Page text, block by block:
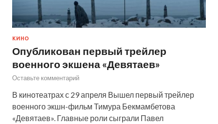
КИНО
Опубликован первый трейлер
военного экшена «Девятаев»
Оставьте комментарий
В кинотеатрах с 29 апреля Вышел первый трейлер
военного экшн-фильм Тимура Бекмамбетова
«Девятаев». Главные роли сыграли Павел